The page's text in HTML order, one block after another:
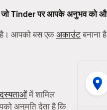
Tinder पर आपके अनुभव को
है। आपको बस एकअकाउंटबनाना
में शामिल
अनुमति देता है कि